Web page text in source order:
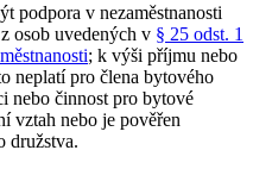
podpora v nezaměstnanosti
osob uvedených v § 25 odst. 1
; k výši příjmu nebo
neplatí pro člena bytového
nebo činnost pro bytové
vztah nebo je pověřen
družstva.